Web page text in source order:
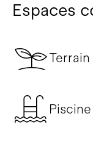
Espaces
Terrain